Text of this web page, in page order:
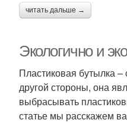
читать дальше →
Экологично и
Пластиковая бутылка
другой стороны, она
выбрасывать
статье мы расскажем